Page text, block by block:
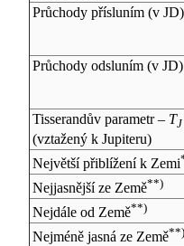
Průchody přísluním (v JD)
Průchody odsluním (v JD)
Tisserandův parametr – TJ
(vztažený k Jupiteru)
Největší přiblížení k Zemi
Nejjasnější ze Země**)
Nejdále od Země**)
Nejméně jasná ze Země**)